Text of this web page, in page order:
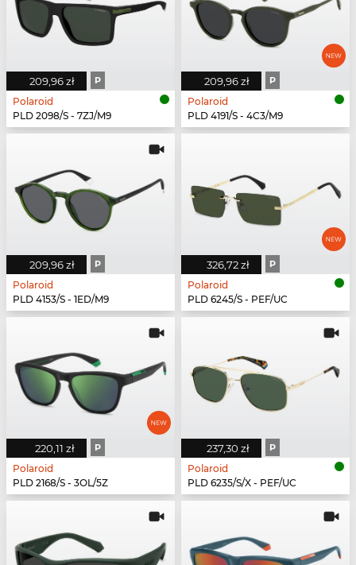
209,96 zł P
Polaroid
PLD 2098/S - 7ZJ/M9
209,96 zł P
Polaroid
PLD 4191/S - 4C3/M9
209,96 zł P
Polaroid
PLD 4153/S - 1ED/M9
326,72 zł P
Polaroid
PLD 6245/S - PEF/UC
220,11 zł P
Polaroid
PLD 2168/S - 3OL/5Z
237,30 zł P
Polaroid
PLD 6235/S/X - PEF/UC